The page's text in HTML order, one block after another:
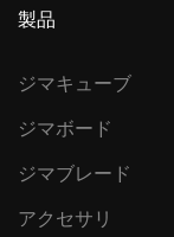
製品
ジマキューブ
ジマボード
ジマブレード
アクセサリ